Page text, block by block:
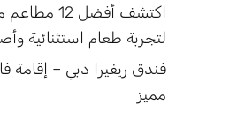
اكتشف أفضل
لتجربة طعام استثنائية
فندق ريفيرا دبي – إقامة
مميز